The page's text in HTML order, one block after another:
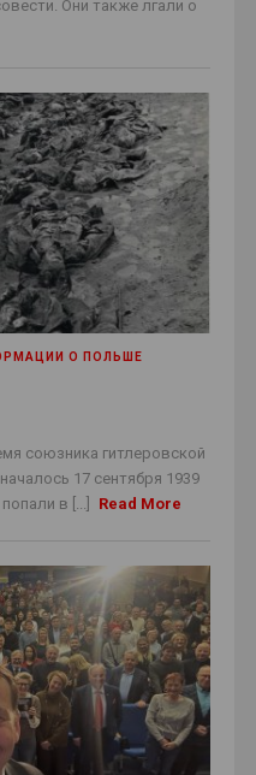
Они также лгали о
О ПОЛЬШЕ
союзника гитлеровской
17 сентября 1939
в [...]
Read More